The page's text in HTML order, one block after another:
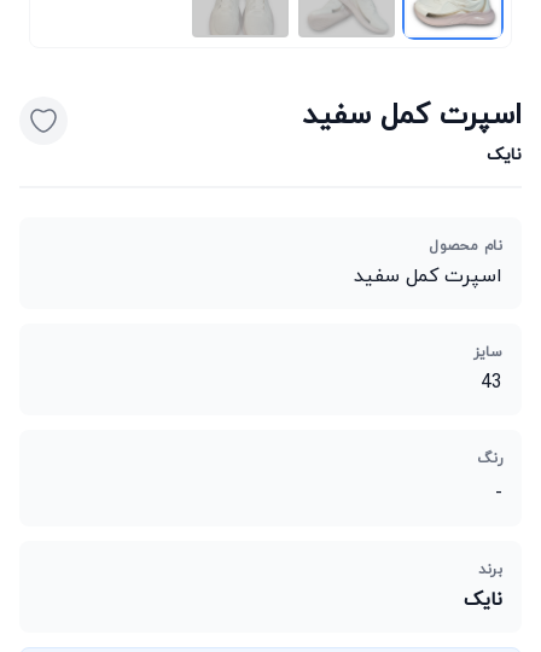
اسپرت کمل سفید
نایک
نام محصول
اسپرت کمل سفید
سایز
43
رنگ
-
برند
نایک